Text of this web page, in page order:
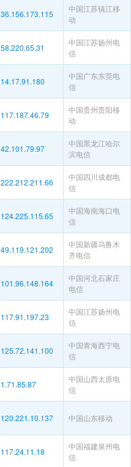
36.156.173.115
中国江苏镇江移
动
58.220.65.31
中国江苏扬州电
信
14.17.91.180
中国广东东莞电
信
117.187.46.79
中国贵州贵阳移
动
42.101.79.97
中国黑龙江哈尔
滨电信
222.212.211.66
中国四川成都电
信
124.225.115.65
中国海南海口电
信
49.119.121.202
中国新疆乌鲁木
齐电信
101.96.148.164
中国河北石家庄
电信
117.91.197.23
中国江苏扬州电
信
125.72.141.100
中国青海西宁电
信
1.71.85.87
中国山西太原电
信
120.221.10.137 中国山东移动
117.24.11.18
中国福建泉州电
信